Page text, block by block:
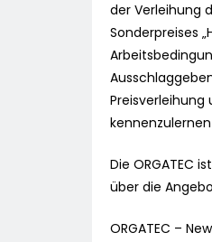
der Verleihung
Sonderpreises
Die ORGATEC
über die
ORGATEC –